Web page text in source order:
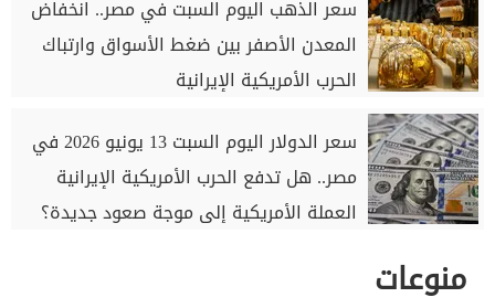
سعر الذهب اليوم السبت في مصر.. انخفاض
المعدن الأصفر بين ضغط الأسواق وارتباك
الحرب الأمريكية الإيرانية
سعر الدولار اليوم السبت 13 يونيو 2026 في
مصر.. هل تدفع الحرب الأمريكية الإيرانية
العملة الأمريكية إلى موجة صعود جديدة؟
منوعات